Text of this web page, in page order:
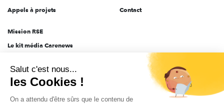
Appels à projets
Contact
Mission RSE
Le kit média Carenews
AEF info
Novethic
PRODURABLE
Salut c'est nous...
les Cookies !
On a attendu d'être sûrs que le contenu de